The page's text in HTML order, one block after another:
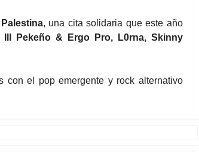
, una cita solidaria que este año
Ill Pekeño & Ergo Pro, L0rna, Skinny
con el pop emergente y rock alternativo